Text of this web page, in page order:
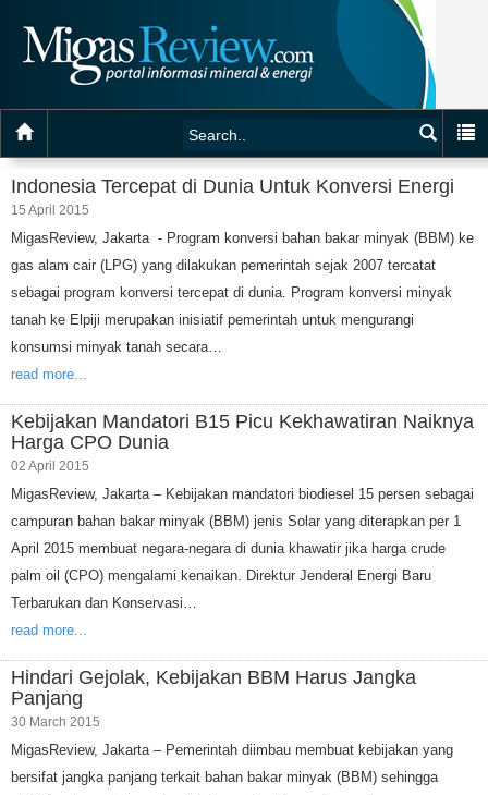
Indonesia Tercepat di Dunia Untuk Konversi Energi
15 April 2015
MigasReview, Jakarta - Program konversi bahan bakar minyak (BBM) ke
gas alam cair (LPG) yang dilakukan pemerintah sejak 2007 tercatat
sebagai program konversi tercepat di dunia. Program konversi minyak
tanah ke Elpiji merupakan inisiatif pemerintah untuk mengurangi
konsumsi minyak tanah secara…
read more...
Kebijakan Mandatori B15 Picu Kekhawatiran Naiknya
Harga CPO Dunia
02 April 2015
MigasReview, Jakarta – Kebijakan mandatori biodiesel 15 persen sebagai
campuran bahan bakar minyak (BBM) jenis Solar yang diterapkan per 1
April 2015 membuat negara-negara di dunia khawatir jika harga crude
palm oil (CPO) mengalami kenaikan. Direktur Jenderal Energi Baru
Terbarukan dan Konservasi…
read more...
Hindari Gejolak, Kebijakan BBM Harus Jangka
Panjang
30 March 2015
MigasReview, Jakarta – Pemerintah diimbau membuat kebijakan yang
bersifat jangka panjang terkait bahan bakar minyak (BBM) sehingga